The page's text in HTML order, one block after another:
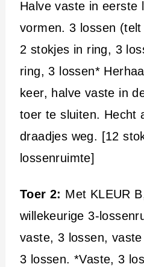
Halve vaste in eerste
vormen. 3 lossen
2 stokjes in ring, 3
ring, 3 lossen*
keer, halve vaste in
toer te sluiten. Hecht
draadjes weg. [12
lossenruimte]
Toer 2: Met KLEUR
willekeurige 3-
vaste, 3 lossen,
3 lossen. *Vaste, 3